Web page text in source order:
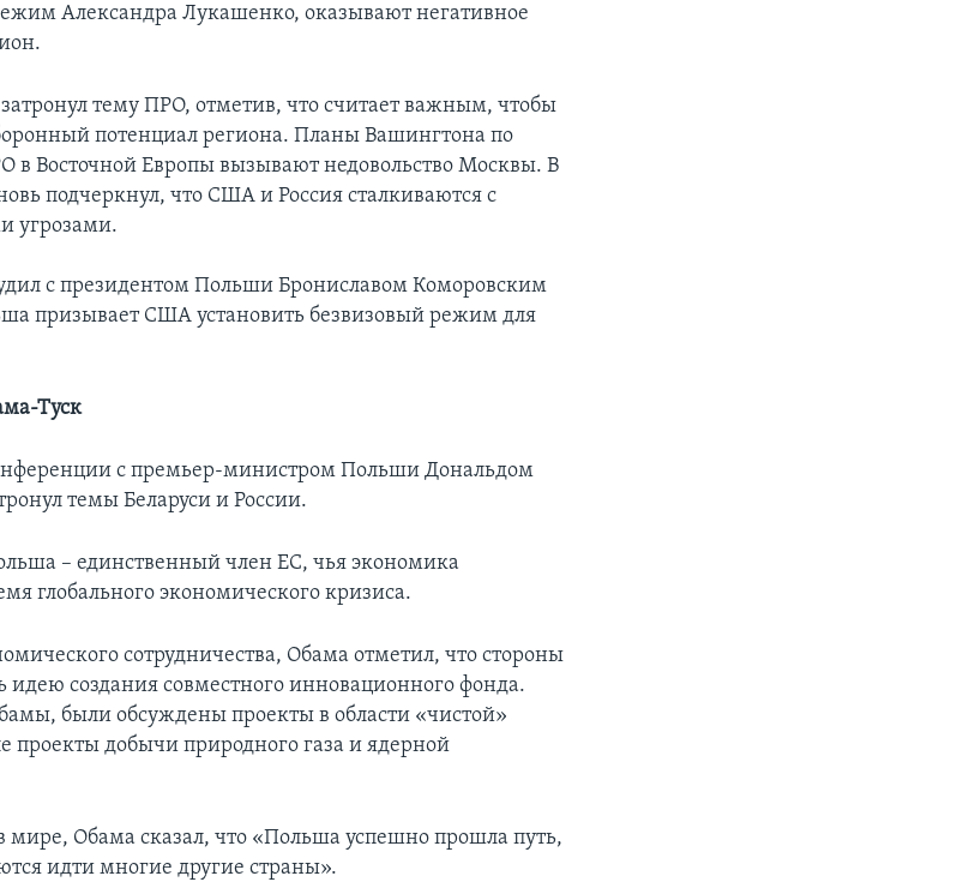
Александра Лукашенко, оказывают негативное
тему ПРО, отметив, что считает важным, чтобы
потенциал региона. Планы Вашингтона по
Восточной Европы вызывают недовольство Москвы. В
подчеркнул, что США и Россия сталкиваются с
угрозами.
с президентом Польши Брониславом Коморовским
призывает США установить безвизовый режим для
Туск
с премьер-министром Польши Дональдом
темы Беларуси и России.
– единственный член ЕС, чья экономика
глобального экономического кризиса.
сотрудничества, Обама отметил, что стороны
идею создания совместного инновационного фонда.
были обсуждены проекты в области «чистой»
проекты добычи природного газа и ядерной
мире, Обама сказал, что «Польша успешно прошла путь,
идти многие другие страны».